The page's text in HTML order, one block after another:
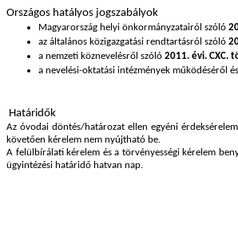
Országos hatályos jogszabályok
Magyarország helyi önkormányzatairól szóló
az általános közigazgatási rendtartásról szóló
a nemzeti köznevelésről szóló 2011. évi. CXC.
a nevelési-oktatási intézmények működéséről
Határidők
Az óvodai döntés/határozat ellen egyéni
követően kérelem nem nyújtható be.
A felülbírálati kérelem és a törvényességi kérelem
ügyintézési határidő hatvan nap.